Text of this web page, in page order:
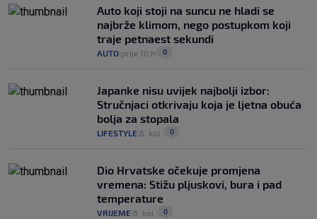
Auto koji stoji na suncu ne hladi se
najbrže klimom, nego postupkom koji
traje petnaest sekundi
AUTO prije 10 h 0
Japanke nisu uvijek najbolji izbor:
Stručnjaci otkrivaju koja je ljetna obuća
bolja za stopala
LIFESTYLE 6. kol. 0
Dio Hrvatske očekuje promjena
vremena: Stižu pljuskovi, bura i pad
temperature
VRIJEME 6. kol. 0